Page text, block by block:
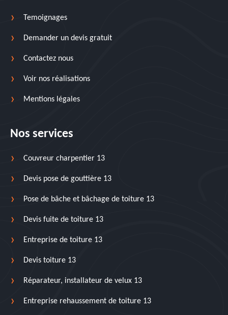
Temoignages
Demander un devis gratuit
Contactez nous
Voir nos réalisations
Mentions légales
Nos services
Couvreur charpentier 13
Devis pose de gouttière 13
Pose de bâche et bâchage de toiture 13
Devis fuite de toiture 13
Entreprise de toiture 13
Devis toiture 13
Réparateur, installateur de velux 13
Entreprise rehaussement de toiture 13